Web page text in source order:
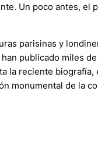
Un poco antes, el
parisinas y
publicado miles
la reciente biografía,
monumental de la